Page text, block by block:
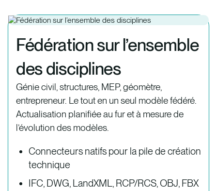
Fédération sur l’ensemble
des disciplines
Génie civil, structures, MEP, géomètre,
entrepreneur. Le tout en un seul modèle fédéré.
Actualisation planifiée au fur et à mesure de
l’évolution des modèles.
Connecteurs natifs pour la pile de création
technique
IFC, DWG, LandXML, RCP/RCS, OBJ, FBX